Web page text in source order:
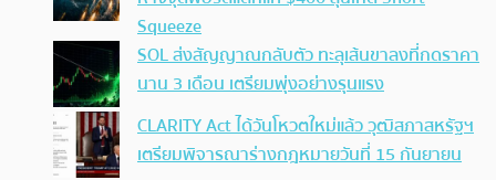
Squeeze
SOL ส่งสัญญาณกลับตัว ทะลุเส้นขาลงที่กดราคา
นาน 3 เดือน เตรียมพุ่งอย่างรุนแรง
CLARITY Act ได้วันโหวตใหม่แล้ว วุฒิสภาสหรัฐฯ
เตรียมพิจารณาร่างกฎหมายวันที่ 15 กันยายน